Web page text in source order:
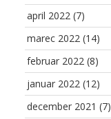
april 2022 (7)
marec 2022 (14)
februar 2022 (8)
januar 2022 (12)
december 2021 (7)